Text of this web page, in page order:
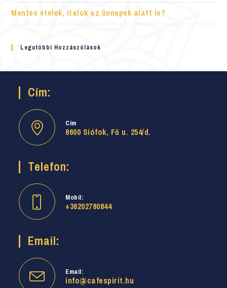
Mentes ételek, italok az ünnepek alatt is?
Legutóbbi Hozzászólások
Cím:
Cím
8600 Siófok, Fő u. 254/d.
Telefon:
Mobil:
+36202780844
Email:
Email:
info@cafespirit.hu